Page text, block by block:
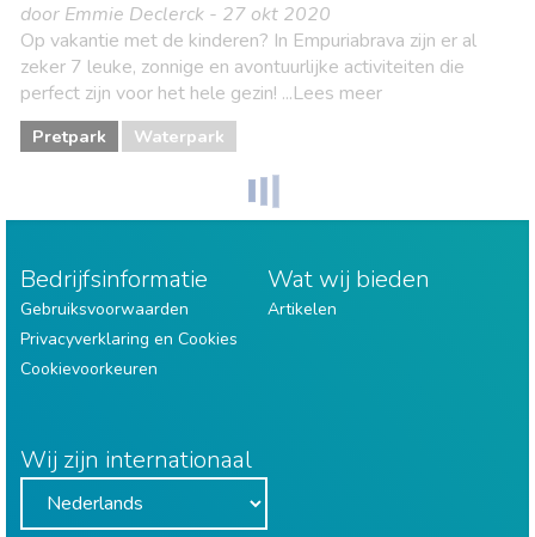
door Emmie Declerck - 27 okt 2020
Op vakantie met de kinderen? In Empuriabrava zijn er al
zeker 7 leuke, zonnige en avontuurlijke activiteiten die
perfect zijn voor het hele gezin! ...Lees meer
Pretpark Waterpark
Bedrijfsinformatie
Gebruiksvoorwaarden
Privacyverklaring en Cookies
Cookievoorkeuren
Wat wij bieden
Artikelen
Wij zijn internationaal